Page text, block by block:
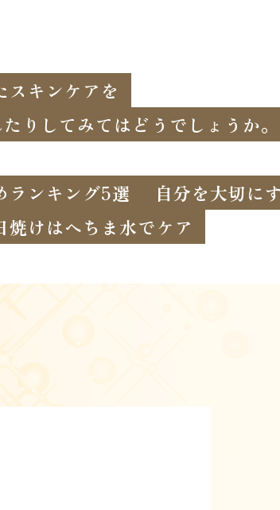
スキンケアを
りしてみてはどうでしょうか。
ランキング5選
自分を大切に
焼けはへちま水でケア